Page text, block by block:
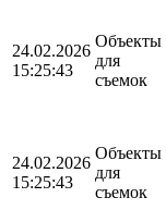
24.02.2026
15:25:43
Объекты
для
съемок
24.02.2026
15:25:43
Объекты
для
съемок